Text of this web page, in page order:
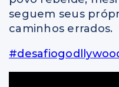
seguem seus
caminhos errados.